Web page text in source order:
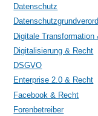
Datenschutz
Digitale Transformation
Digitalisierung & Recht
DSGVO
Enterprise 2.0 & Recht
Facebook & Recht
Forenbetreiber